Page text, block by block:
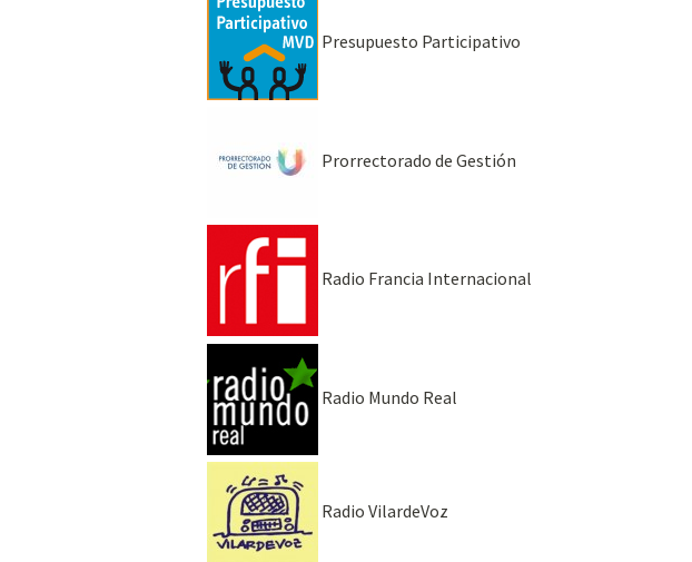
Presupuesto Participativo
Prorrectorado de Gestión
Radio Francia Internacional
Radio Mundo Real
Radio VilardeVoz